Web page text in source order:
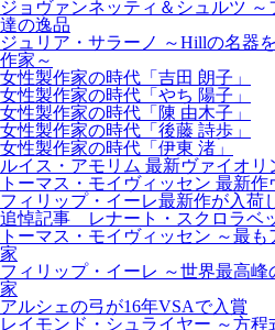
ジョヴァンネッティ＆シュルツ
達の逸品
ジュリア・サラーノ ～Hillの名器
作家～
女性製作家の時代「吉田 朗子」
女性製作家の時代「やち 陽子」
女性製作家の時代「陳 由木子」
女性製作家の時代「後藤 詩歩」
女性製作家の時代「伊東 渚」
ルイス・アモリム 最新ヴァイオリ
トーマス・モイヴィッセン 最新作
フィリップ・イーレ最新作が入荷
追悼記事 レナート・スクロラベ
トーマス・モイヴィッセン ～最
家
フィリップ・イーレ ～世界最高
家
アルシェの弓が16年VSAで入賞
レイモンド・シュライヤー ～方